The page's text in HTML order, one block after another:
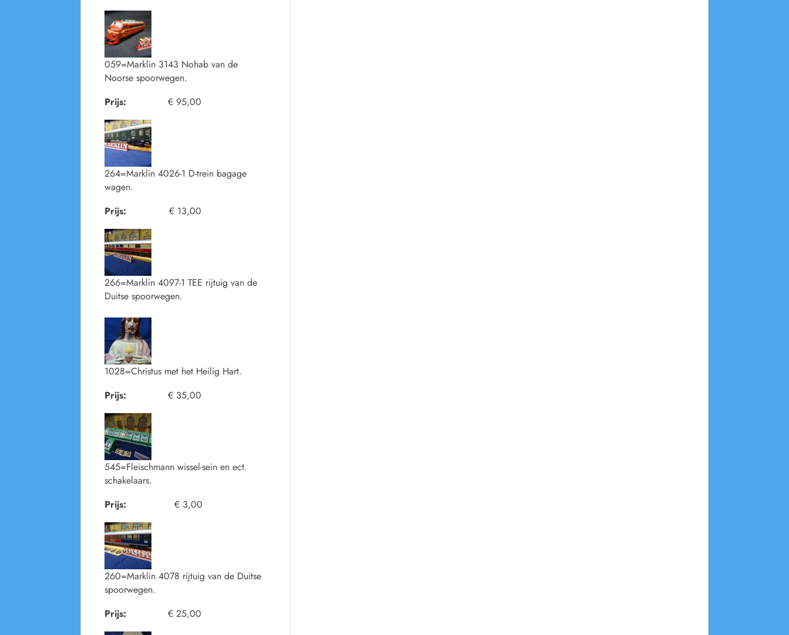
059=Marklin 3143 Nohab van de
Noorse spoorwegen.
Prijs:
€ 95,00
264=Marklin 4026-1 D-trein bagage
wagen.
Prijs:
€ 13,00
266=Marklin 4097-1 TEE rijtuig van de
Duitse spoorwegen.
1028=Christus met het Heilig Hart.
Prijs:
€ 35,00
545=Fleischmann wissel-sein en ect.
schakelaars.
Prijs:
€ 3,00
260=Marklin 4078 rijtuig van de Duitse
spoorwegen.
Prijs:
€ 25,00